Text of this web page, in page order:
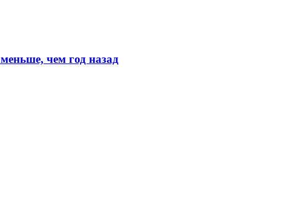
чем год назад